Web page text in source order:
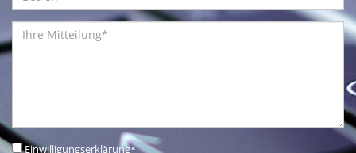
Einwilligungserklärung*